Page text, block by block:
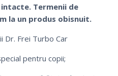
Termenii de
la un produs obisnuit.
Dr. Frei Turbo Car
pentru copii;